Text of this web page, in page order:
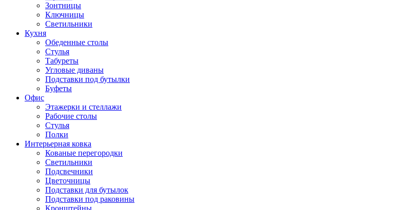
Зонтницы
Ключницы
Светильники
Кухня
Обеденные столы
Стулья
Табуреты
Угловые диваны
Подставки под бутылки
Буфеты
Офис
Этажерки и стеллажи
Рабочие столы
Стулья
Полки
Интерьерная ковка
Кованые перегородки
Светильники
Подсвечники
Цветочницы
Подставки для бутылок
Подставки под раковины
Кронштейны